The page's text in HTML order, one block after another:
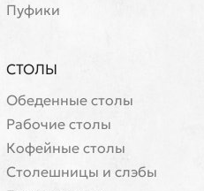
Пуфики
СТОЛЫ
Обеденные столы
Рабочие столы
Кофейные столы
Cтолешницы и слэбы